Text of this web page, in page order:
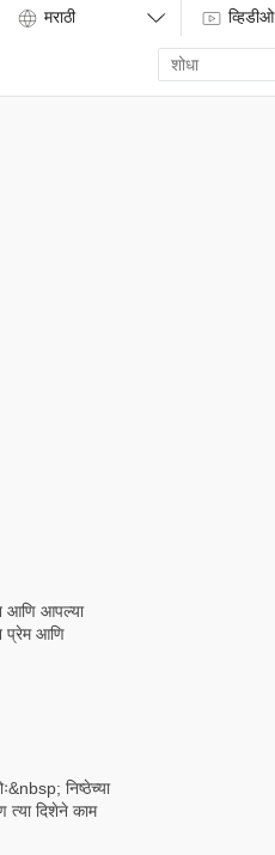
व्हिडीओ
Enter
search
term
आणि आपल्या
प्रेम आणि
निष्ठेच्या
त्या दिशेने काम